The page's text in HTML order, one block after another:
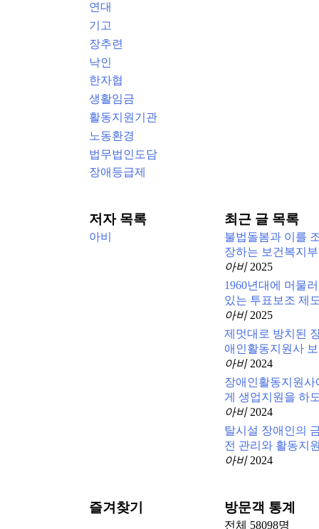
연대
기고
장추련
낙인
한자협
생활임금
활동지원기관
노동환경
법무법인도담
장애등급제
저자 목록
아비
최근 글 목록
불법돌봄과 이를
장하는 보건복지부
아비 2025
1960년대에 머물러
있는 투표보조 제
아비 2025
제멋대로 방치된
애인활동지원사
아비 2024
장애인활동지원사
게 생업지원을 하
아비 2024
탈시설 장애인의
전 관리와 활동지
아비 2024
즐겨찾기 방문객 통계
전체 58098명